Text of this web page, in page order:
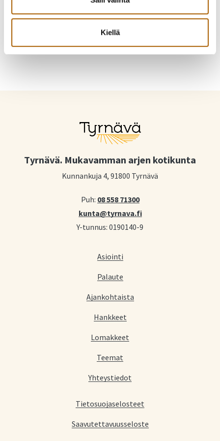
Kiellä
Tyrnävä. Mukavamman arjen kotikunta
Kunnankuja 4, 91800 Tyrnävä
Puh: 08 558 71300
kunta@tyrnava.fi
Y-tunnus: 0190140-9
Asiointi
Palaute
Ajankohtaista
Hankkeet
Lomakkeet
Teemat
Yhteystiedot
Tietosuojaselosteet
Saavutettavuusseloste